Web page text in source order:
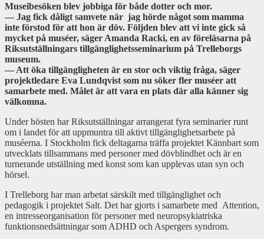
Museibesöken blev jobbiga för både dotter och mor.
— Jag fick dåligt samvete när jag hörde något som mamma
inte förstod för att hon är döv. Följden blev att vi inte gick så
mycket på muséer, säger Amanda Racki, en av föreläsarna på
Riksutställningars tillgänglighetsseminarium på Trelleborgs
museum.
— Att öka tillgängligheten är en stor och viktig fråga, säger
projektledare Eva Lundqvist som nu söker fler muséer att
samarbete med. Målet är att vara en plats där alla känner sig
välkomna.
Under hösten har Riksutställningar arrangerat fyra seminarier runt
om i landet för att uppmuntra till aktivt tillgänglighetsarbete på
muséerna. I Stockholm fick deltagarna träffa projektet Kännbart som
utvecklats tillsammans med personer med dövblindhet och är en
turnerande utställning med konst som kan upplevas utan syn och
hörsel.
I Trelleborg har man arbetat särskilt med tillgänglighet och
pedagogik i projektet Salt. Det har gjorts i samarbete med Attention,
en intresseorganisation för personer med neuropsykiatriska
funktionsnedsättningar som ADHD och Aspergers syndrom.